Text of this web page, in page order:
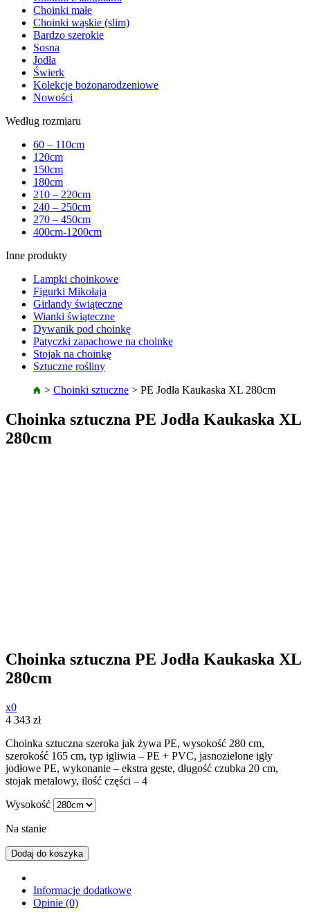
Choinki małe
Choinki wąskie (slim)
Bardzo szerokie
Sosna
Jodła
Świerk
Kolekcje bożonarodzeniowe
Nowości
Według rozmiaru
60 – 110cm
120cm
150cm
180cm
210 – 220cm
240 – 250cm
270 – 450cm
400cm-1200cm
Inne produkty
Lampki choinkowe
Figurki Mikołaja
Girlandy świąteczne
Wianki świąteczne
Dywanik pod choinkę
Patyczki zapachowe na choinkę
Stojak na choinkę
Sztuczne rośliny
> Choinki sztuczne > PE Jodła Kaukaska XL 280cm
Choinka sztuczna PE Jodła Kaukaska XL
280cm
Choinka sztuczna PE Jodła Kaukaska XL
280cm
x0
4 343 zł
Choinka sztuczna szeroka jak żywa PE, wysokość 280 cm,
szerokość 165 cm, typ igliwia – PE + PVC, jasnozielone igły
jodłowe PE, wykonanie – ekstra gęste, długość czubka 20 cm,
stojak metalowy, ilość części – 4
Wysokość
Na stanie
Dodaj do koszyka
Informacje dodatkowe
Opinie (0)